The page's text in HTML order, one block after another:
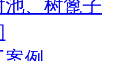
、树篦子